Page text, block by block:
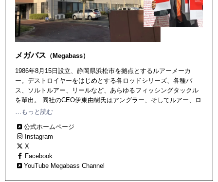
メガバス （Megabass）
1986年8月15日設立、静岡県浜松市を拠点とするルアーメーカ
ー。デストロイヤーをはじめとする各ロッドシリーズ、各種バ
ス、ソルトルアー、リールなど、あらゆるフィッシングタックル
を輩出。 同社のCEO伊東由樹氏はアングラー、そしてルアー、ロ
ッドデザイナーとしても有名で、同氏の手掛けるタックル＆ルア
で高い評価を受けている。
…もっと読む
公式ホームページ
Instagram
X
Facebook
YouTube Megabass Channel